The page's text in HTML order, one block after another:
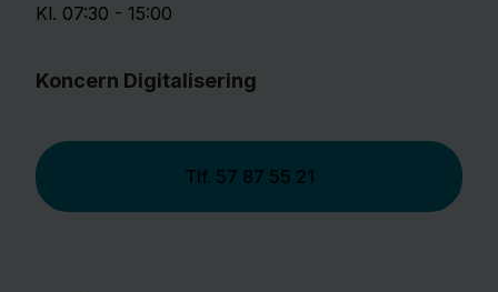
Kl. 07:30 - 15:00
Koncern Digitalisering
Tlf. 57 87 55 21